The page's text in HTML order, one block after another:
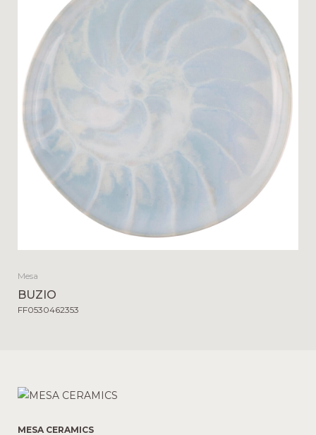
Mesa
BUZIO
FF0530462353
MESA CERAMICS